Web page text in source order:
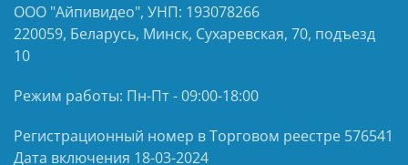
ООО "Айпивидео", УНП: 193078266
220059, Беларусь, Минск, Сухаревская, 70, подъезд
10
Режим работы: Пн-Пт - 09:00-18:00
Регистрационный номер в Торговом реестре 576541
Дата включения 18-03-2024